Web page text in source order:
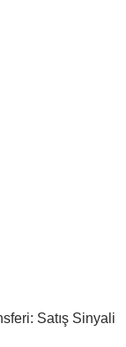
Satış Sinyali